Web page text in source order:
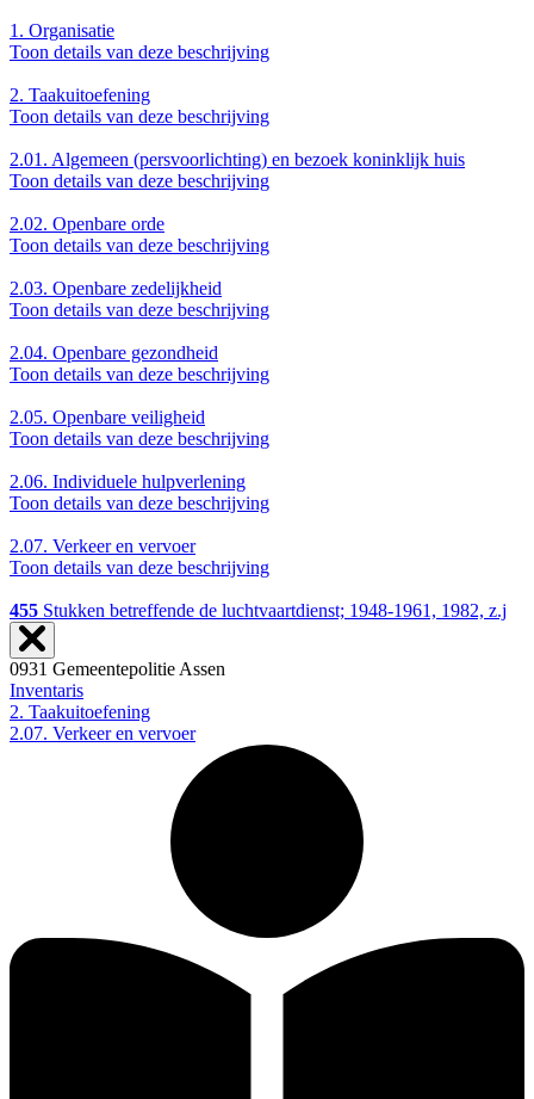
1. Organisatie
Toon details van deze beschrijving
2. Taakuitoefening
Toon details van deze beschrijving
2.01. Algemeen (persvoorlichting) en bezoek koninklijk huis
Toon details van deze beschrijving
2.02. Openbare orde
Toon details van deze beschrijving
2.03. Openbare zedelijkheid
Toon details van deze beschrijving
2.04. Openbare gezondheid
Toon details van deze beschrijving
2.05. Openbare veiligheid
Toon details van deze beschrijving
2.06. Individuele hulpverlening
Toon details van deze beschrijving
2.07. Verkeer en vervoer
Toon details van deze beschrijving
455 Stukken betreffende de luchtvaartdienst; 1948-1961, 1982, z.j
0931 Gemeentepolitie Assen
Inventaris
2. Taakuitoefening
2.07. Verkeer en vervoer